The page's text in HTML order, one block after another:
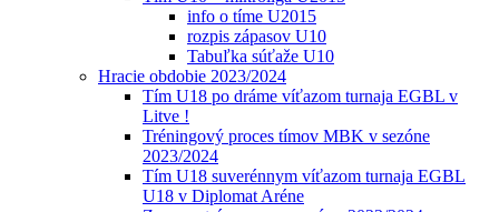
info o tíme U2015
rozpis zápasov U10
Tabuľka súťaže U10
Hracie obdobie 2023/2024
Tím U18 po dráme víťazom turnaja EGBL v
Litve !
Tréningový proces tímov MBK v sezóne
2023/2024
Tím U18 suverénnym víťazom turnaja EGBL
U18 v Diplomat Aréne